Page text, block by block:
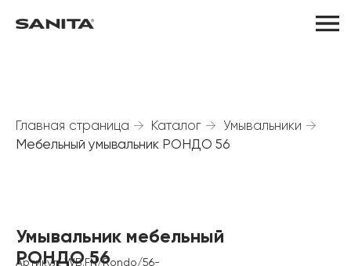
Главная страница → Каталог → Умывальники →
Мебельный умывальник РОНДО 56
Умывальник мебельный
РОНДО 56
Артикул: WB.FN/Rondo/56-